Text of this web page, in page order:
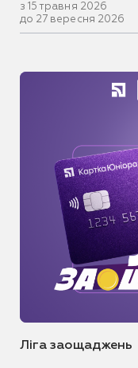
з 15 травня 2026
до 27 вересня 2026
Ліга заощаджень